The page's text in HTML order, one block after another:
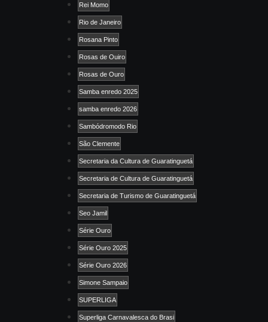
Rei Momo
Rio de Janeiro
Rosana Pinto
Rosas de Ouiro
Rosas de Ouro
Samba enredo 2025
samba enredo 2026
Sambódromodo Rio
São Clemente
Secretaria da Cultura de Guaratinguetá
Secretaria de Cultura de Guaratinguetá
Secretaria de Turismo de Guaratinguetá
Seo Jamil
Série Ouro
Série Ouro 2025
Série Ouro 2026
Simone Sampaio
SUPERLIGA
Superliga Carnavalesca do Brasi